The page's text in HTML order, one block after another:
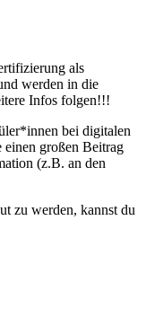
als
werden in die
Infos folgen!!!
bei digitalen
einen großen Beitrag
(z.B. an den
zu werden, kannst du